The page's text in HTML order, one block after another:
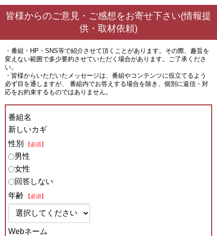
皆様からのご意見・ご感想をお寄せ下さい(情報提
供・取材依頼)
・番組・HP・SNS等で紹介させて頂くことがあります。その際、趣旨を
変えない範囲で多少要約させていただく場合があります。ご了承くださ
い。
・皆様からいただいたメッセージは、番組やコンテンツに役立てるよう
必ず目を通しますが、 番組内でお答えする場合を除き、個別に返信・対
応をお約束するものではありません。
番組名
新しいカギ
性別
【必須】
男性
女性
回答しない
年齢
【必須】
Webネーム